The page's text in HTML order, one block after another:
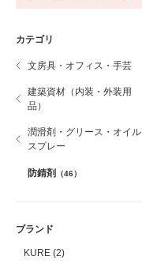
カテゴリ
文房具・オフィス・手芸
建築資材（内装・外装用
品）
潤滑剤・グリース・オイル
スプレー
防錆剤 （46）
ブランド
KURE (2)